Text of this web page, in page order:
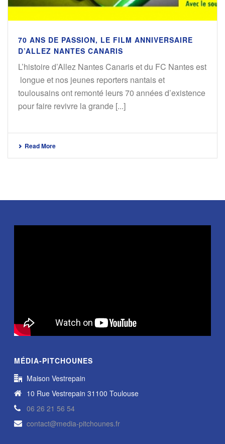
70 ANS DE PASSION, LE FILM ANNIVERSAIRE
D’ALLEZ NANTES CANARIS
L’histoire d’Allez Nantes Canaris et du FC Nantes est
longue et nos jeunes reporters nantais et
toulousains ont remonté leurs 70 années d’existence
pour faire revivre la grande [...]
Read More
MÉDIA-PITCHOUNES
Maison Vestrepain
10 Rue Vestrepain 31100 Toulouse
06 26 21 56 54
contact@media-pitchounes.fr